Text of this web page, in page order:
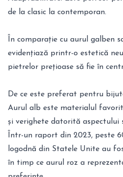
de la clasic la contemporan.
În comparație cu aurul galben
evidențiază printr-o estetică
pietrelor prețioase să fie în
De ce este preferat pentru
Aurul alb este materialul
și verighete datorită aspectului
Într-un raport din 2023, peste
logodnă din Statele Unite au
în timp ce aurul roz a